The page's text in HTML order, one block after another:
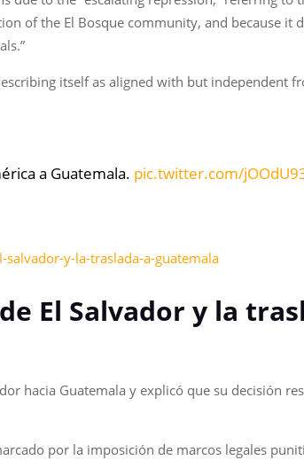
of the El Bosque community, and because it
itself as aligned with but independent
a Guatemala. pic.twitter.com/
y-la-traslada-a-guatemala
El Salvador y la
hacia Guatemala y explicó que su decisión
por la imposición de marcos legales